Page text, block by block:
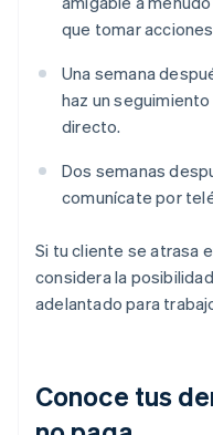
que tomar
Una semana
haz un
directo.
Dos semanas
comunícate por
Si tu cliente se atrasa
considera la
adelantado para
Conoce tus